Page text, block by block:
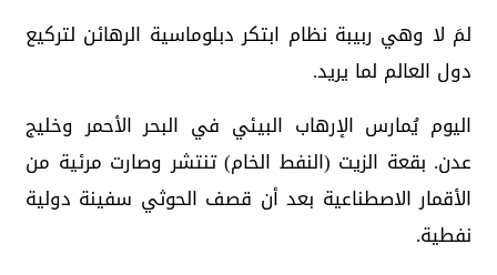
لمَ لا وهي ربيبة نظام ابتكر دبلوماسية الرهائن لتركيع
دول العالم لما يريد.
اليوم يُمارس الإرهاب البيئي في البحر الأحمر وخليج
عدن. بقعة الزيت (النفط الخام) تنتشر وصارت مرئية من
الأقمار الاصطناعية بعد أن قصف الحوثي سفينة دولية
نفطية.